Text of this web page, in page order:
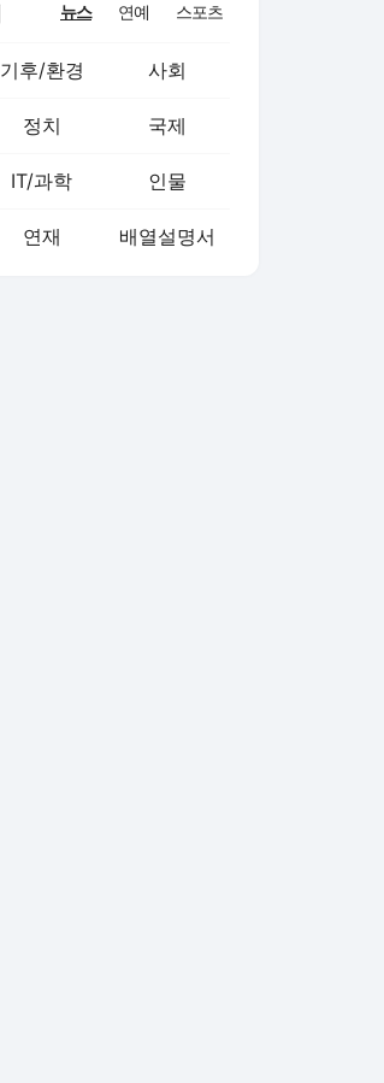
뉴스 연예 스포츠
기후/환경 사회
정치 국제
IT/과학 인물
연재 배열설명서